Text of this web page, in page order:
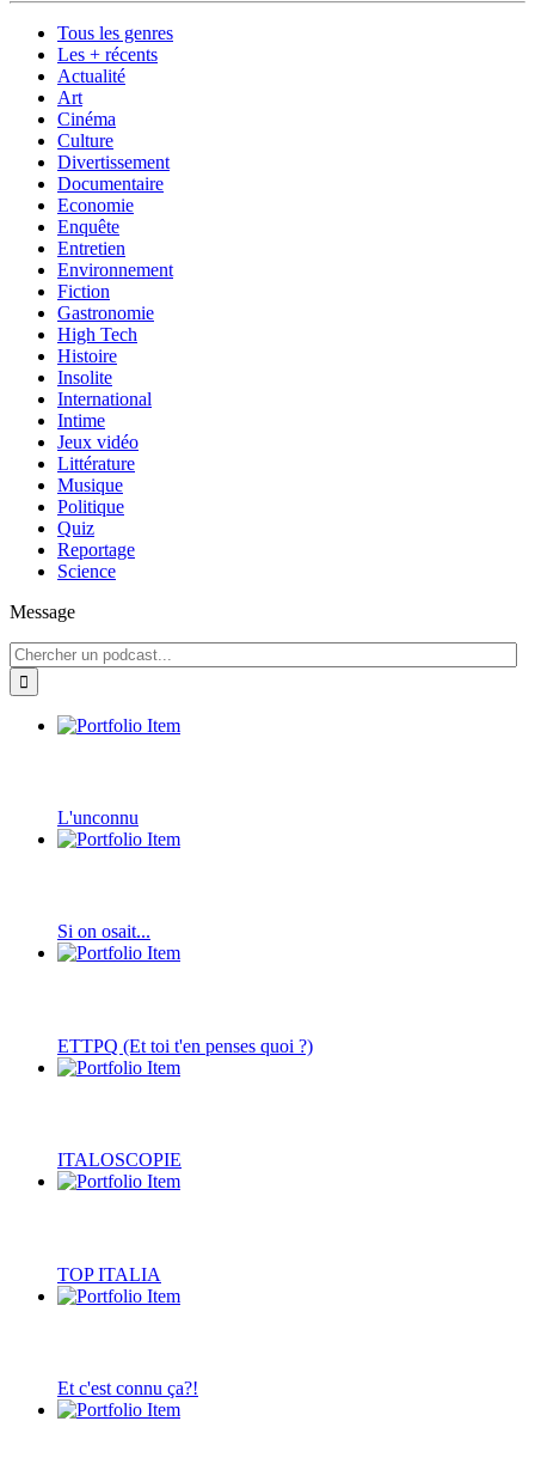
Tous les genres
Les + récents
Actualité
Art
Cinéma
Culture
Divertissement
Documentaire
Economie
Enquête
Entretien
Environnement
Fiction
Gastronomie
High Tech
Histoire
Insolite
International
Intime
Jeux vidéo
Littérature
Musique
Politique
Quiz
Reportage
Science
Message
L'unconnu
Si on osait...
ETTPQ (Et toi t'en penses quoi ?)
ITALOSCOPIE
TOP ITALIA
Et c'est connu ça?!